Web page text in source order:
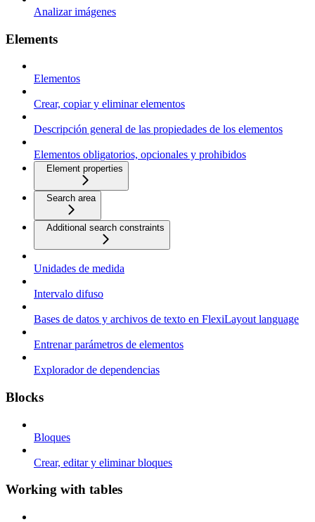
Analizar imágenes
Elements
Elementos
Crear, copiar y eliminar elementos
Descripción general de las propiedades de los elementos
Elementos obligatorios, opcionales y prohibidos
Element properties
Search area
Additional search constraints
Unidades de medida
Intervalo difuso
Bases de datos y archivos de texto en FlexiLayout language
Entrenar parámetros de elementos
Explorador de dependencias
Blocks
Bloques
Crear, editar y eliminar bloques
Working with tables